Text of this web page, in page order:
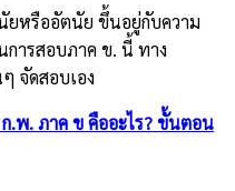
ยหรืออัตนัย ขึ้นอยู่กับความ
ารสอบภาค ข. นี้ ทาง
จัดสอบเอง
.พ. ภาค ข คืออะไร? ขั้นตอน